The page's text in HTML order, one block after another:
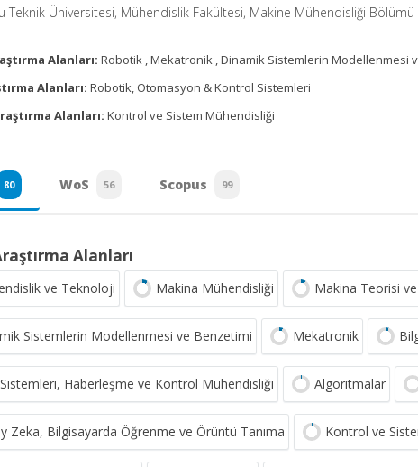
Teknik Üniversitesi, Mühendislik Fakültesi, Makine Mühendisliği Bölümü
Alanları: Robotik , Mekatronik , Dinamik Sistemlerin Modellenmesi
Alanları: Robotik, Otomasyon & Kontrol Sistemleri
Alanları: Kontrol ve Sistem Mühendisliği
80 WoS 56 Scopus 99
Alanları
ve Teknoloji Makina Mühendisliği Makina Teorisi
Sistemlerin Modellenmesi ve Benzetimi Mekatronik
Haberleşme ve Kontrol Mühendisliği Algoritmalar
Zeka, Bilgisayarda Öğrenme ve Örüntü Tanıma Kontrol ve